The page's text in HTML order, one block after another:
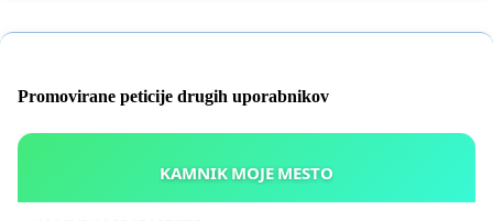
Promovirane peticije drugih uporabnikov
KAMNIK MOJE MESTO